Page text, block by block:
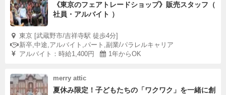
《東京のフェアトレードショップ》販売スタッフ（
社員・アルバイト ）
東京 [武蔵野市/吉祥寺駅 徒歩4分]
新卒,中途,アルバイト,パート,副業/パラレルキャリア
アルバイト：時給1,400円
1年からOK
merry attic
夏休み限定！子どもたちの「ワクワク」を一緒に創